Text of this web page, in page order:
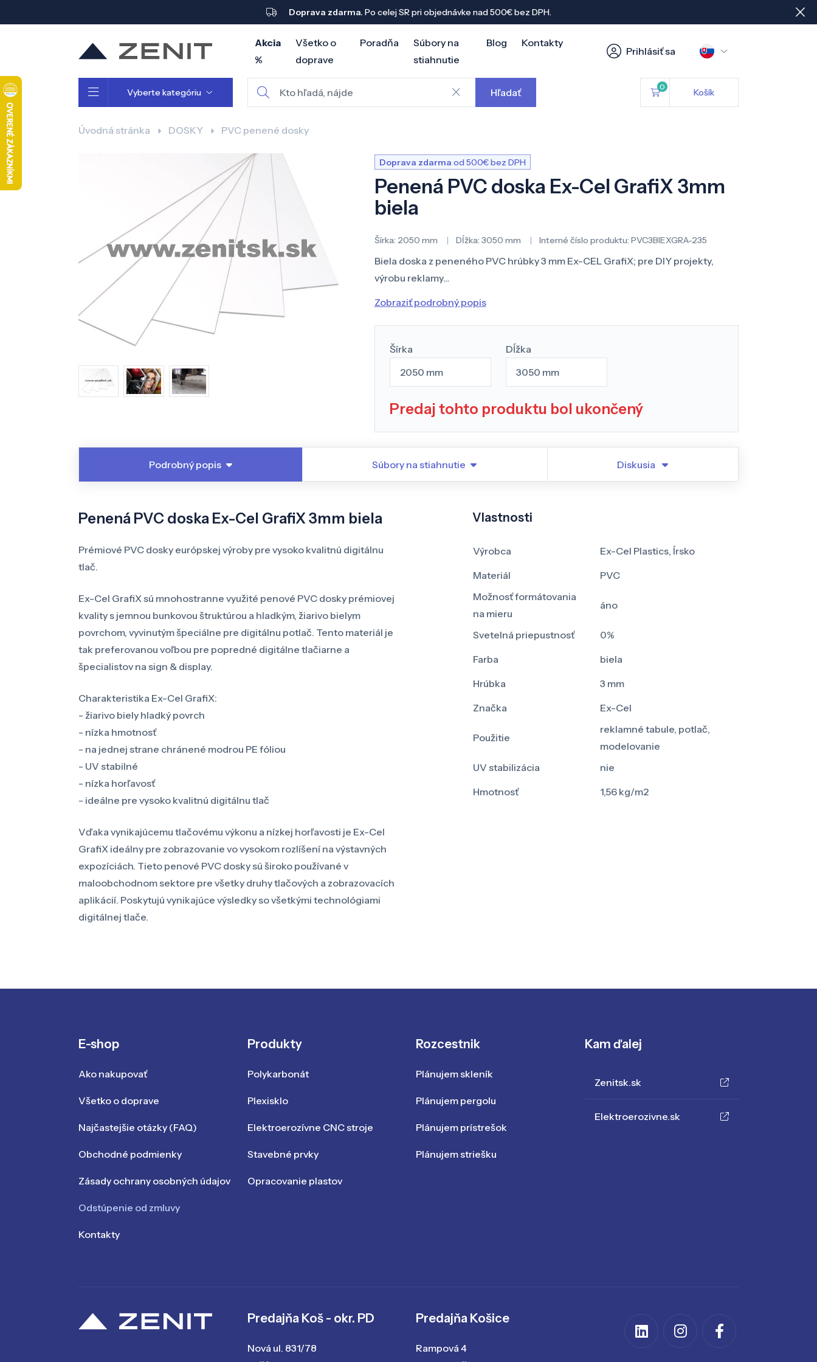
Doprava zdarma. Po celej SR pri objednávke nad 500€ bez DPH.
Akcia
%
Všetko o
doprave
Poradňa
Súbory na
stiahnutie
Blog Kontakty
Prihlásiť sa
Vyberte kategóriu Hľadať 0
Košík
Úvodná stránka DOSKY PVC penené dosky
Doprava zdarma od 500€ bez DPH
Penená PVC doska Ex-Cel GrafiX 3mm
biela
Šírka: 2050 mm Dĺžka: 3050 mm Interné číslo produktu: PVC3BIEXGRA-235
Biela doska z peneného PVC hrúbky 3 mm Ex-CEL GrafiX; pre DIY projekty,
výrobu reklamy…
Zobraziť podrobný popis
Šírka
2050 mm
Dĺžka
3050 mm
Predaj tohto produktu bol ukončený
Podrobný popis Súbory na stiahnutie Diskusia
Penená PVC doska Ex-Cel GrafiX 3mm biela
Prémiové PVC dosky európskej výroby pre vysoko kvalitnú digitálnu
tlač.
Ex-Cel GrafiX sú mnohostranne využité penové PVC dosky prémiovej
kvality s jemnou bunkovou štruktúrou a hladkým, žiarivo bielym
povrchom, vyvinutým špeciálne pre digitálnu potlač. Tento materiál je
tak preferovanou voľbou pre popredné digitálne tlačiarne a
špecialistov na sign & display.
Charakteristika Ex-Cel GrafiX:
- žiarivo biely hladký povrch
- nízka hmotnosť
- na jednej strane chránené modrou PE fóliou
- UV stabilné
- nízka horľavosť
- ideálne pre vysoko kvalitnú digitálnu tlač
Vďaka vynikajúcemu tlačovému výkonu a nízkej horľavosti je Ex-Cel
GrafiX ideálny pre zobrazovanie vo vysokom rozlíšení na výstavných
expozíciách. Tieto penové PVC dosky sú široko používané v
maloobchodnom sektore pre všetky druhy tlačových a zobrazovacích
aplikácií. Poskytujú vynikajúce výsledky so všetkými technológiami
digitálnej tlače.
Vlastnosti
Výrobca
Ex-Cel Plastics, Írsko
Materiál
PVC
Možnosť formátovania
na mieru
áno
Svetelná priepustnosť
0%
Farba
biela
Hrúbka
3 mm
Značka
Ex-Cel
Použitie
reklamné tabule, potlač,
modelovanie
UV stabilizácia
nie
Hmotnosť
1,56 kg/m2
E-shop
Ako nakupovať
Všetko o doprave
Najčastejšie otázky (FAQ)
Obchodné podmienky
Zásady ochrany osobných údajov
Odstúpenie od zmluvy
Kontakty
Produkty
Polykarbonát
Plexisklo
Elektroerozívne CNC stroje
Stavebné prvky
Opracovanie plastov
Rozcestnik
Plánujem skleník
Plánujem pergolu
Plánujem prístrešok
Plánujem striešku
Kam ďalej
Zenitsk.sk
Elektroerozivne.sk
Predajňa Koš - okr. PD
Nová ul. 831/78
Predajňa Košice
Rampová 4